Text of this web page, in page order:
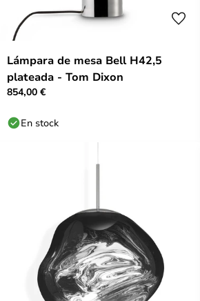
Lámpara de mesa Bell H42,5
plateada - Tom Dixon
854,00 €
En stock